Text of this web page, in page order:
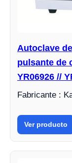
Autoclave
pulsante de
YR06926 //
Fabricante :
Ver producto